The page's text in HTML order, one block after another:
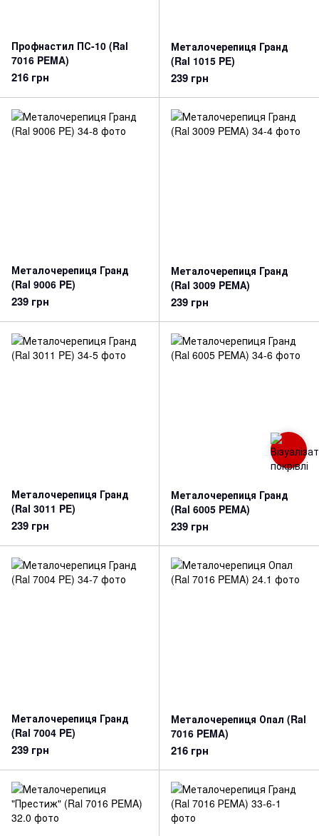
Профнастил ПС-10 (Ral
7016 PEMA)
216 грн
Металочерепиця Гранд
(Ral 1015 PE)
239 грн
Металочерепиця Гранд
(Ral 9006 PE)
239 грн
Металочерепиця Гранд
(Ral 3009 PEМА)
239 грн
Металочерепиця Гранд
(Ral 3011 PE)
239 грн
Металочерепиця Гранд
(Ral 6005 PEМА)
239 грн
Металочерепиця Гранд
(Ral 7004 PE)
239 грн
Металочерепиця Опал (Ral
7016 PEMA)
216 грн